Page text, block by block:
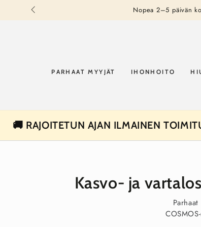
SIIRRY
SISÄLTÖÖN Nopea 2–5 päivän
PARHAAT MYYJÄT IHONHOITO
🚚 RAJOITETUN AJAN ILMAINEN
Kasvo- ja